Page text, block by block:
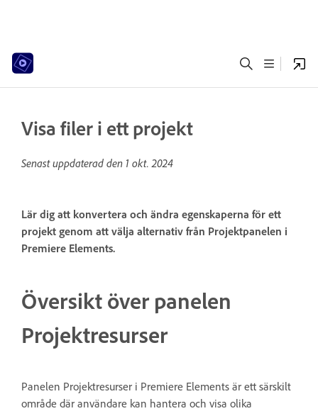
Visa filer i ett projekt
Senast uppdaterad den 1 okt. 2024
Lär dig att konvertera och ändra egenskaperna för ett
projekt genom att välja alternativ från Projektpanelen i
Premiere Elements.
Översikt över panelen
Projektresurser
Panelen Projektresurser i Premiere Elements är ett särskilt
område där användare kan hantera och visa olika